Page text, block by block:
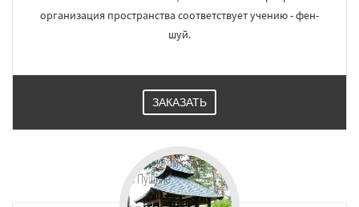
организация пространства соответствует учению - фен-
шуй.
ЗАКАЗАТЬ